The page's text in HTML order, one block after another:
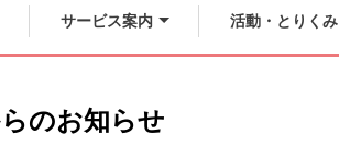
サービス案内 活動・とりくみ
のお知らせ